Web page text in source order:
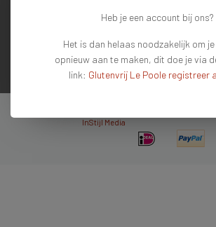
Contactgegevens
Nieuwsbrief
InStijl Media
Heb je een account bij ons?
Het is dan helaas noodzakelijk om
opnieuw aan te maken, dit doe je via
link: Glutenvrij Le Poole registreer